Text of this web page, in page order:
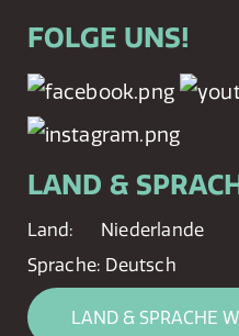
FOLGE UNS!
LAND &
Land:
Niederlande
Sprache: Deutsch
LAND & SPRACHE